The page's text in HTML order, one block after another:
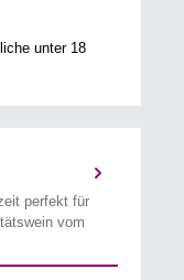
unter 18
perfekt für
vom